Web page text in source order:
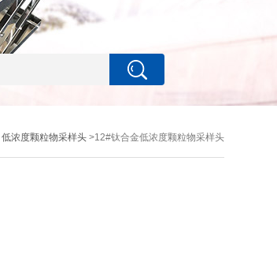
低浓度颗粒物采样头>12#钛合金低浓度颗粒物采样头